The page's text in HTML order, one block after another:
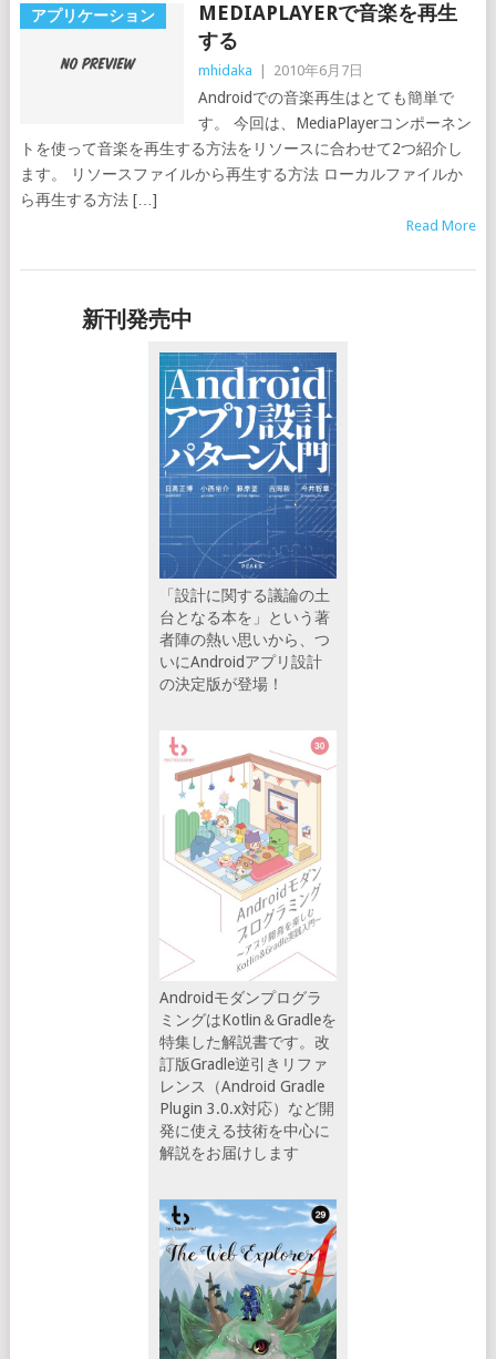
アプリケーション
MEDIAPLAYERで音楽を再生
する
mhidaka 2010年6月7日
Androidでの音楽再生はとても簡単で
す。 今回は、MediaPlayerコンポーネン
トを使って音楽を再生する方法をリソースに合わせて2つ紹介し
ます。 リソースファイルから再生する方法 ローカルファイルか
ら再生する方法 […]
Read More
新刊発売中
「設計に関する議論の土
台となる本を」という著
者陣の熱い思いから、つ
いにAndroidアプリ設計
の決定版が登場！
Androidモダンプログラ
ミングはKotlin＆Gradleを
特集した解説書です。改
訂版Gradle逆引きリファ
レンス（Android Gradle
Plugin 3.0.x対応）など開
発に使える技術を中心に
解説をお届けします